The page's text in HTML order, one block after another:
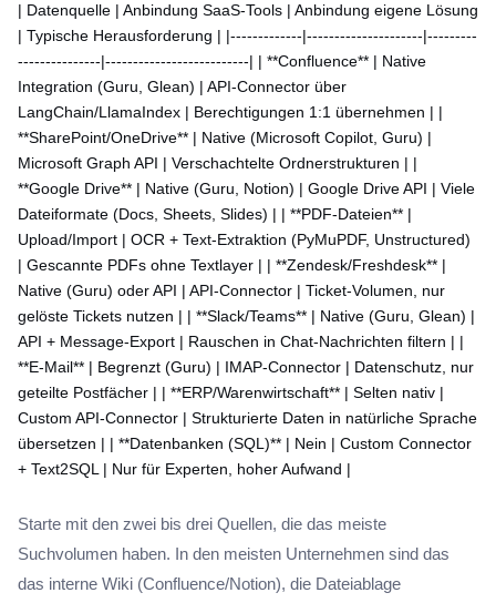
| Datenquelle | Anbindung SaaS-Tools | Anbindung eigene Lösung
| Typische Herausforderung | |-------------|---------------------|---------
---------------|--------------------------| | **Confluence** | Native
Integration (Guru, Glean) | API-Connector über
LangChain/LlamaIndex | Berechtigungen 1:1 übernehmen | |
**SharePoint/OneDrive** | Native (Microsoft Copilot, Guru) |
Microsoft Graph API | Verschachtelte Ordnerstrukturen | |
**Google Drive** | Native (Guru, Notion) | Google Drive API | Viele
Dateiformate (Docs, Sheets, Slides) | | **PDF-Dateien** |
Upload/Import | OCR + Text-Extraktion (PyMuPDF, Unstructured)
| Gescannte PDFs ohne Textlayer | | **Zendesk/Freshdesk** |
Native (Guru) oder API | API-Connector | Ticket-Volumen, nur
gelöste Tickets nutzen | | **Slack/Teams** | Native (Guru, Glean) |
API + Message-Export | Rauschen in Chat-Nachrichten filtern | |
**E-Mail** | Begrenzt (Guru) | IMAP-Connector | Datenschutz, nur
geteilte Postfächer | | **ERP/Warenwirtschaft** | Selten nativ |
Custom API-Connector | Strukturierte Daten in natürliche Sprache
übersetzen | | **Datenbanken (SQL)** | Nein | Custom Connector
+ Text2SQL | Nur für Experten, hoher Aufwand |
Starte mit den zwei bis drei Quellen, die das meiste
Suchvolumen haben. In den meisten Unternehmen sind das
das interne Wiki (Confluence/Notion), die Dateiablage